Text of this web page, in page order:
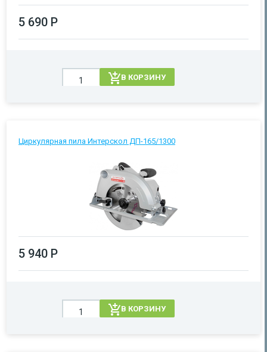
5 690 Р
В КОРЗИНУ
Циркулярная пила Интерскол ДП-165/1300
5 940 Р
В КОРЗИНУ